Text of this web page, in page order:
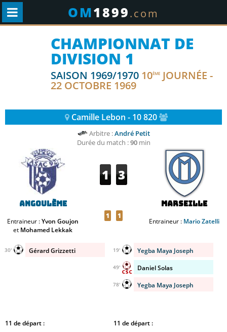
OM1899.com
CHAMPIONNAT DE
DIVISION 1
SAISON 1969/1970 10ÈME JOURNÉE -
22 OCTOBRE 1969
Camille Lebon - 10 820
Arbitre :André Petit
Durée du match :90min
Angoulème
Entraineur :Yvon Goujon
et Mohamed Lekkak
1 3
1 1
Marseille
Entraineur : Mario Zatelli
Gérard Grizzetti
30' Yegba Maya Joseph
19'
Daniel Solas
49'
Yegba Maya Joseph
78'
11 de départ : 11 de départ :